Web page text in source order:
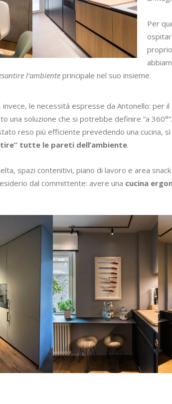
Per
l’ambiente principale nel suo insieme.
le necessità espresse da Antonello: per
una soluzione che si potrebbe definire “a
reso più efficiente prevedendo una cucina,
tutte le pareti dell’ambiente.
spazi contenitivi, piano di lavoro e area
dal committente: avere una cucina